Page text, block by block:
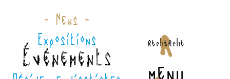
recherche
menu
- News -
Expositions
Événements